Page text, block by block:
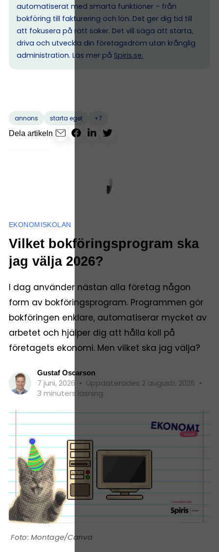
automatiserat med smarta funktioner – från
bokföring till fakturering och lön. Det ger dig tid till
att fokusera på rätt saker. Det vill säga att starta,
driva och utveckla din företagsdröm utan krånglig
administration. Läs mer på Spiris.se.
annons starta eget
+7
Dela artikeln
EKONOMISKOLAN
Vilket bokföringsprogram ska
jag välja 2026?
I dag använder nästan alla företag någon
form av bokföringsprogram. Programmen gör
bokföringen enklare, automatiserar mycket av
arbetet och hjälper dig att hålla koll på
företagets ekonomi. Men vilket ska jag välja?
Gustaf Oscarson
7 juni, 2026 • Uppdaterades 2 augusti, 2026 •
3 minuters läsning
Montage/Canva